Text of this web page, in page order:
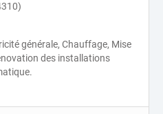
générale, Chauffage, Mise
des installations